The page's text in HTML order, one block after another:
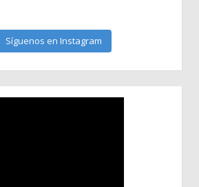
Síguenos en Instagram